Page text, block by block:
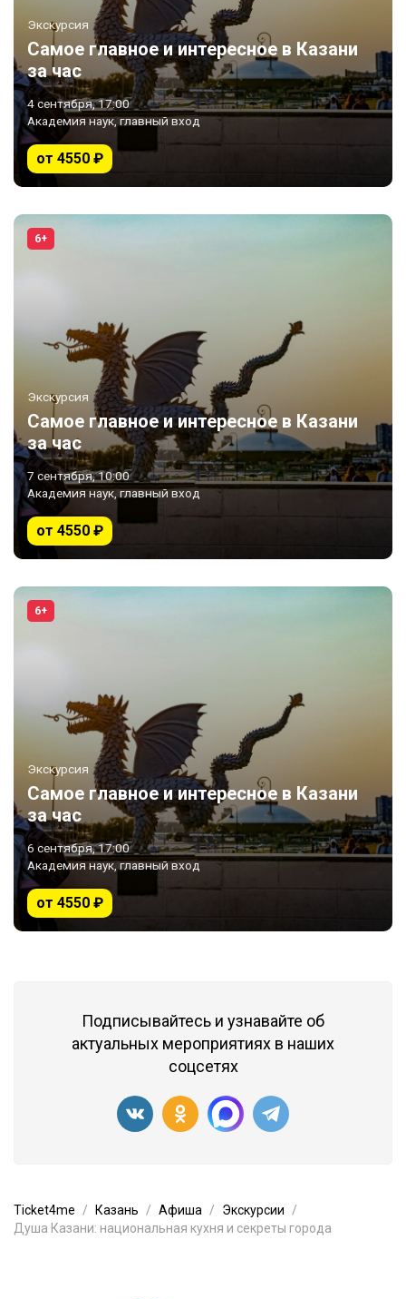
Экскурсия
Самое главное и интересное в Казани
за час
4 сентября, 17:00
Академия наук, главный вход
от 4550 ₽
6+
Экскурсия
Самое главное и интересное в Казани
за час
7 сентября, 10:00
Академия наук, главный вход
от 4550 ₽
6+
Экскурсия
Самое главное и интересное в Казани
за час
6 сентября, 17:00
Академия наук, главный вход
от 4550 ₽
Подписывайтесь и узнавайте об
актуальных мероприятиях в наших
соцсетях
Ticket4me Казань Афиша
Экскурсии
Душа Казани: национальная кухня и секреты города